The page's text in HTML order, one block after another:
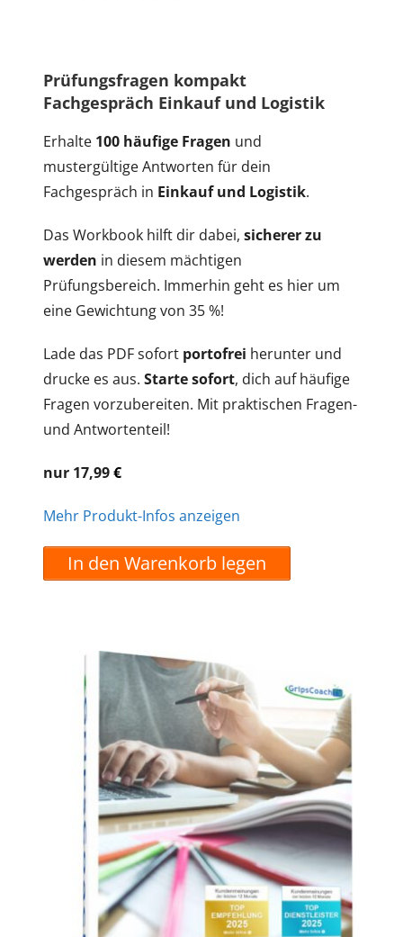
Prüfungsfragen kompakt
Fachgespräch Einkauf und Logistik
Erhalte 100 häufige Fragen und
mustergültige Antworten für dein
Fachgespräch in Einkauf und Logistik.
Das Workbook hilft dir dabei, sicherer zu
werden in diesem mächtigen
Prüfungsbereich. Immerhin geht es hier um
eine Gewichtung von 35 %!
Lade das PDF sofort portofrei herunter und
drucke es aus. Starte sofort, dich auf häufige
Fragen vorzubereiten. Mit praktischen Fragen-
und Antwortenteil!
nur 17,99€
Mehr Produkt-Infos anzeigen
In den Warenkorb legen